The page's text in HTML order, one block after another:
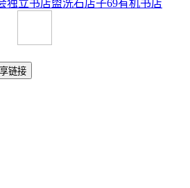
独立书店盥洗石店子69有机书店
链接